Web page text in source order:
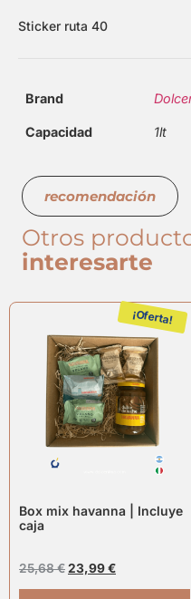
Sticker ruta 40
Brand
Capacidad 1lt
recomendación
Otros
interesarte
¡Oferta!
Box mix havanna | Incluye
caja
25,68€23,99€